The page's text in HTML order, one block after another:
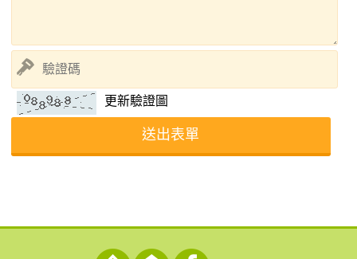
更新驗證圖
送出表單